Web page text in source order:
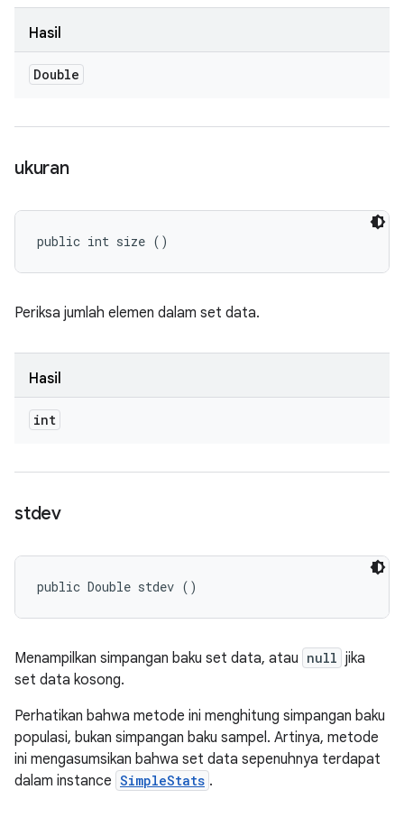
Hasil
Double
ukuran
public int size ()
Periksa jumlah elemen dalam set data.
Hasil
int
stdev
public Double stdev ()
Menampilkan simpangan baku set data, atau null jika
set data kosong.
Perhatikan bahwa metode ini menghitung simpangan baku
populasi, bukan simpangan baku sampel. Artinya, metode
ini mengasumsikan bahwa set data sepenuhnya terdapat
dalam instance SimpleStats .